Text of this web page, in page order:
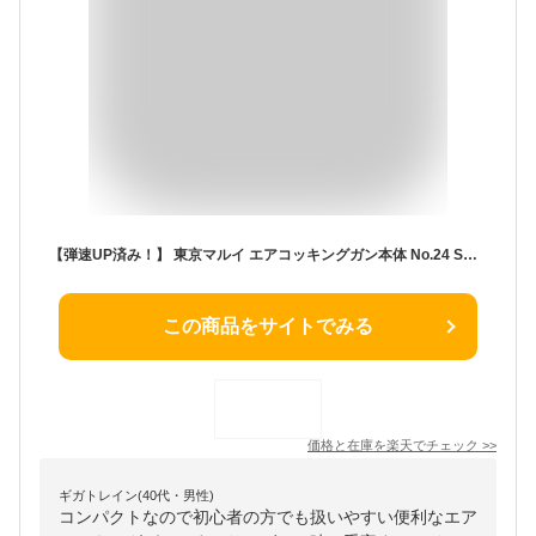
【弾速UP済み！】 東京マルイ エアコッキングガン本体 No.24 SOCOM Mk23 HG ホップアップ エアハンドガン エアーハンドガン エアーコッキングガン エアソフトガン エアガン エアーガン 18歳以上 エアコキ サバゲー サバイバルゲーム FORTRESS
この商品をサイトでみる
価格と在庫を楽天でチェック >>
ギガトレイン(40代・男性)
コンパクトなので初心者の方でも扱いやすい便利なエア